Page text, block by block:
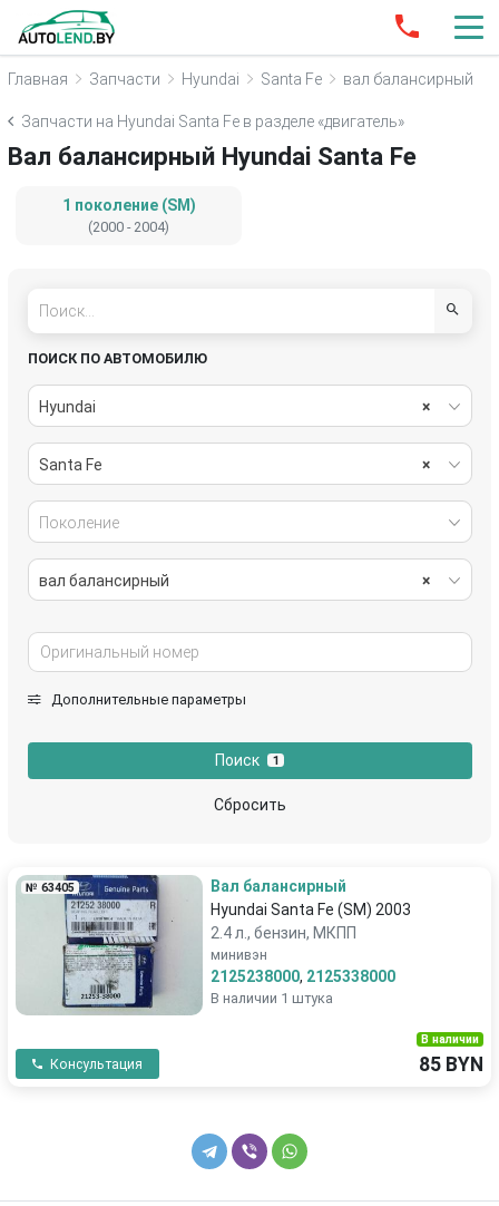
Главная Запчасти Hyundai Santa Fe вал балансирный
Запчасти на Hyundai Santa Fe в разделе «двигатель»
Вал балансирный Hyundai Santa Fe
1 поколение (SM)
(2000 - 2004)
ПОИСК ПО АВТОМОБИЛЮ
×
Hyundai
×
Santa Fe
Поколение
×
вал балансирный
Дополнительные параметры
Поиск 1
Сбросить
№ 63405
Вал балансирный
Hyundai Santa Fe (SM) 2003
2.4 л., бензин, МКПП
минивэн
2125238000, 2125338000
В наличии 1 штука
Консультация
В наличии
85 BYN